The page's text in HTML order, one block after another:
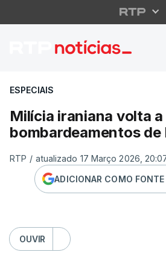
Milícia
ESPECIAIS
Milícia iraniana volta
bombardeamentos de
RTP / atualizado 17 Março 2026,
ADICIONAR COMO
OUVIR